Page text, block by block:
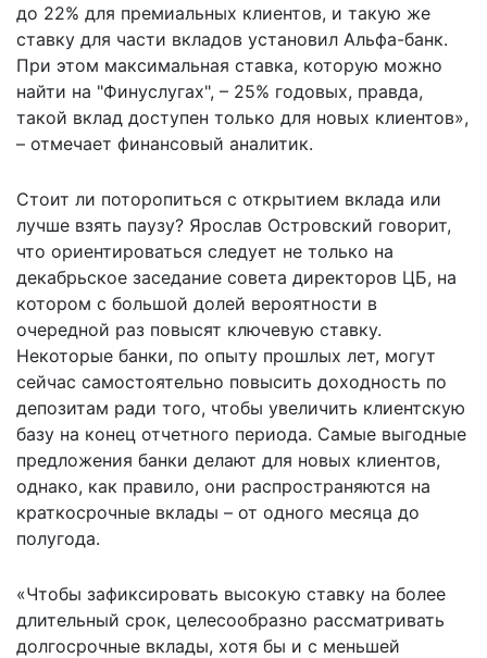
до 22% для премиальных клиентов, и такую же
ставку для части вкладов установил Альфа-банк.
При этом максимальная ставка, которую можно
найти на "Финуслугах", – 25% годовых, правда,
такой вклад доступен только для новых клиентов»,
– отмечает финансовый аналитик.
Стоит ли поторопиться с открытием вклада или
лучше взять паузу? Ярослав Островский говорит,
что ориентироваться следует не только на
декабрьское заседание совета директоров ЦБ, на
котором с большой долей вероятности в
очередной раз повысят ключевую ставку.
Некоторые банки, по опыту прошлых лет, могут
сейчас самостоятельно повысить доходность по
депозитам ради того, чтобы увеличить клиентскую
базу на конец отчетного периода. Самые выгодные
предложения банки делают для новых клиентов,
однако, как правило, они распространяются на
краткосрочные вклады – от одного месяца до
полугода.
«Чтобы зафиксировать высокую ставку на более
длительный срок, целесообразно рассматривать
долгосрочные вклады, хотя бы и с меньшей